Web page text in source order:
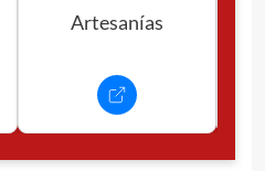
Artesanías